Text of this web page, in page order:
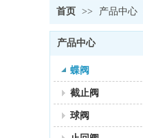
首页 >> 产品中心
产品中心
蝶阀
截止阀
球阀